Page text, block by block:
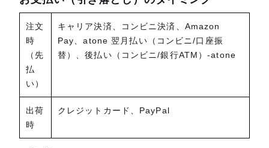
注文
時
（先
払
い）
キャリア決済、コンビニ決済、Amazon
Pay、atone 翌月払い（コンビニ/口座振
替）、後払い（コンビニ/銀行ATM）-atone
出荷
時
クレジットカード、PayPal